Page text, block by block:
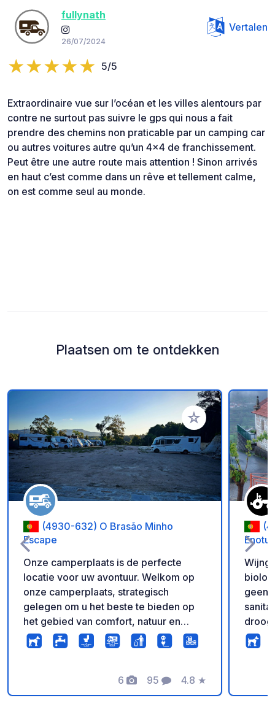
fullynath
26/07/2024
Vertalen
5/5
Extraordinaire vue sur l’océan et les villes alentours par
contre ne surtout pas suivre le gps qui nous a fait
prendre des chemins non praticable par un camping car
ou autres voitures autre qu’un 4x4 de franchissement.
Peut être une autre route mais attention ! Sinon arrivés
en haut c’est comme dans un rêve et tellement calme,
on est comme seul au monde.
Plaatsen om te ontdekken
Voeg toe aan je
(4930-632) O Brasão Minho
Escape
Onze camperplaats is de perfecte
locatie voor uw avontuur. Welkom op
onze camperplaats, strategisch
gelegen om u het beste te bieden op
het gebied van comfort, natuur en
gemeenschap! Het ligt op slechts 1 km
van de vesting Valença. Reis terug in
indrukwekkende Europese vestingen
(een magnifiek bouwwerk dat de tand
6
Foto's
95
Commentaren
4.8
Beoordeling
★
geen
Op
van